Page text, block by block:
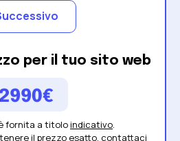
per il tuo sito web
2990€
fornita a titoloindicativo.
il prezzo esatto, contattaci